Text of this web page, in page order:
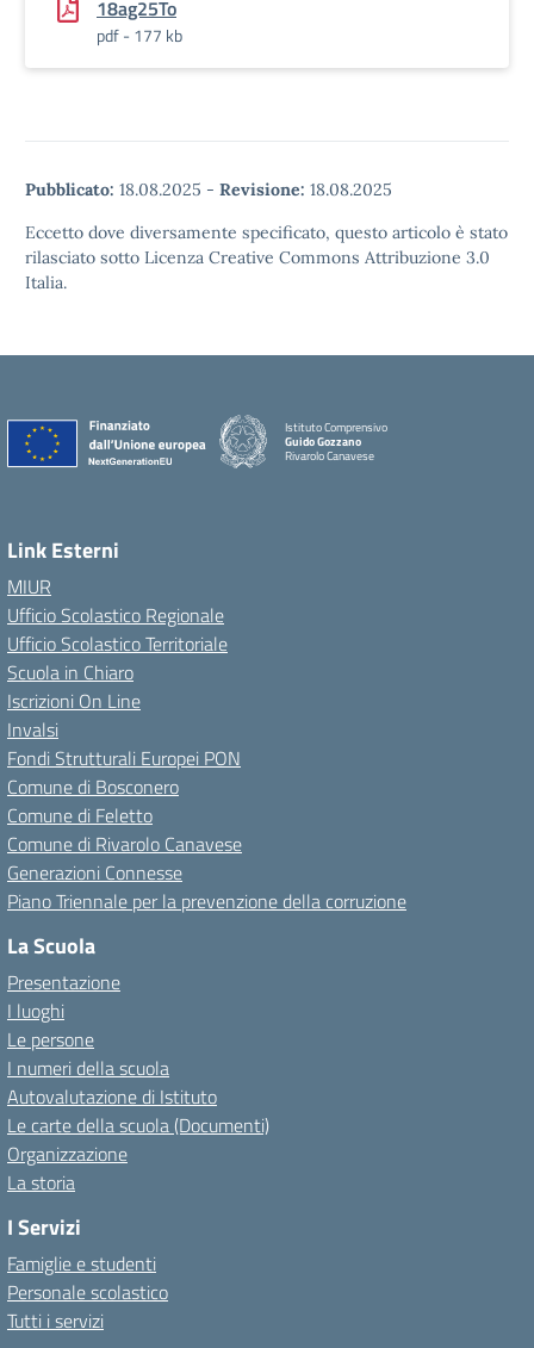
18ag25To
pdf - 177 kb
Pubblicato: 18.08.2025 - Revisione: 18.08.2025
Eccetto dove diversamente specificato, questo articolo è stato
rilasciato sotto Licenza Creative Commons Attribuzione 3.0
Italia.
Istituto Comprensivo
Guido Gozzano
Rivarolo Canavese
Link Esterni
MIUR
Ufficio Scolastico Regionale
Ufficio Scolastico Territoriale
Scuola in Chiaro
Iscrizioni On Line
Invalsi
Fondi Strutturali Europei PON
Comune di Bosconero
Comune di Feletto
Comune di Rivarolo Canavese
Generazioni Connesse
Piano Triennale per la prevenzione della corruzione
La Scuola
Presentazione
I luoghi
Le persone
I numeri della scuola
Autovalutazione di Istituto
Le carte della scuola (Documenti)
Organizzazione
La storia
I Servizi
Famiglie e studenti
Personale scolastico
Tutti i servizi